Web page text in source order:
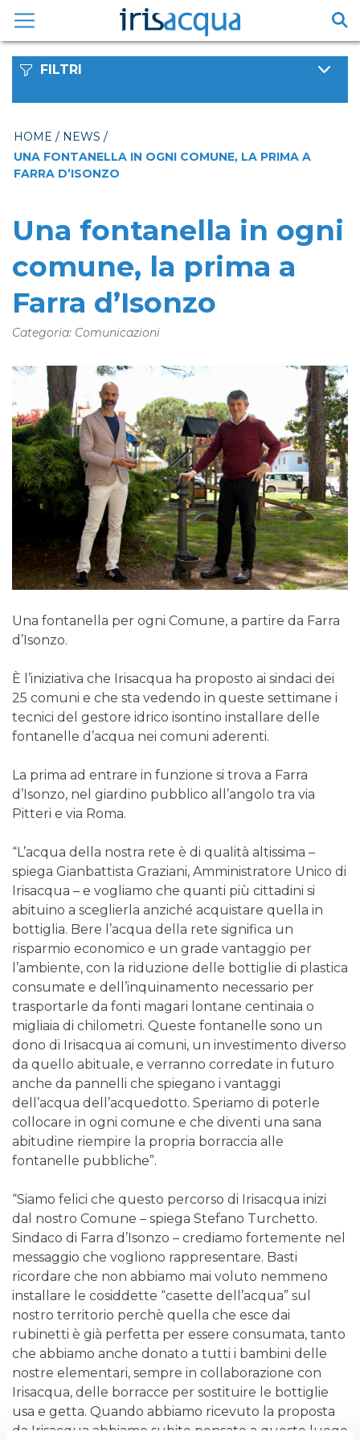
contenuto
FILTRI
HOME / NEWS /
UNA FONTANELLA IN OGNI COMUNE, LA PRIMA A
FARRA D’ISONZO
Una fontanella in ogni
comune, la prima a
Farra d’Isonzo
Categoria: Comunicazioni
Una fontanella per ogni Comune, a partire da Farra
d’Isonzo.
È l’iniziativa che Irisacqua ha proposto ai sindaci dei
25 comuni e che sta vedendo in queste settimane i
tecnici del gestore idrico isontino installare delle
fontanelle d’acqua nei comuni aderenti.
La prima ad entrare in funzione si trova a Farra
d’Isonzo, nel giardino pubblico all’angolo tra via
Pitteri e via Roma.
“L’acqua della nostra rete è di qualità altissima –
spiega Gianbattista Graziani, Amministratore Unico di
Irisacqua – e vogliamo che quanti più cittadini si
abituino a sceglierla anziché acquistare quella in
bottiglia. Bere l’acqua della rete significa un
risparmio economico e un grade vantaggio per
l’ambiente, con la riduzione delle bottiglie di plastica
consumate e dell’inquinamento necessario per
trasportarle da fonti magari lontane centinaia o
migliaia di chilometri. Queste fontanelle sono un
dono di Irisacqua ai comuni, un investimento diverso
da quello abituale, e verranno corredate in futuro
anche da pannelli che spiegano i vantaggi
dell’acqua dell’acquedotto. Speriamo di poterle
collocare in ogni comune e che diventi una sana
abitudine riempire la propria borraccia alle
fontanelle pubbliche”.
“Siamo felici che questo percorso di Irisacqua inizi
dal nostro Comune – spiega Stefano Turchetto.
Sindaco di Farra d’Isonzo – crediamo fortemente nel
messaggio che vogliono rappresentare. Basti
ricordare che non abbiamo mai voluto nemmeno
installare le cosiddette “casette dell’acqua” sul
nostro territorio perchè quella che esce dai
rubinetti è già perfetta per essere consumata, tanto
che abbiamo anche donato a tutti i bambini delle
nostre elementari, sempre in collaborazione con
Irisacqua, delle borracce per sostituire le bottiglie
usa e getta. Quando abbiamo ricevuto la proposta
da Irisacqua abbiamo subito pensato a questo luogo